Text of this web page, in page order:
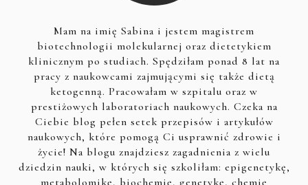
Mam na imię Sabina i jestem magistrem
biotechnologii molekularnej oraz dietetykiem
klinicznym po studiach. Spędziłam ponad 8 lat na
pracy z naukowcami zajmującymi się także dietą
ketogenną. Pracowałam w szpitalu oraz w
prestiżowych laboratoriach naukowych. Czeka na
Ciebie blog pełen setek przepisów i artykułów
naukowych, które pomogą Ci usprawnić zdrowie i
życie! Na blogu znajdziesz zagadnienia z wielu
dziedzin nauki, w których się szkoliłam: epigenetykę,